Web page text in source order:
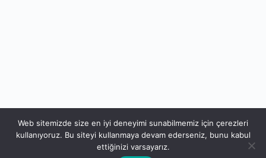
Web sitemizde size en iyi deneyimi sunabilmemiz için çerezleri
kullanıyoruz. Bu siteyi kullanmaya devam ederseniz, bunu kabul
ettiğinizi varsayarız.